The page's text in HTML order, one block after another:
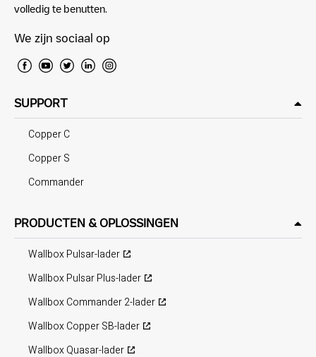
volledig te benutten.
We zijn sociaal op
SUPPORT
Copper C
Copper S
Commander
PRODUCTEN & OPLOSSINGEN
Wallbox Pulsar-lader
Wallbox Pulsar Plus-lader
Wallbox Commander 2-lader
Wallbox Copper SB-lader
Wallbox Quasar-lader